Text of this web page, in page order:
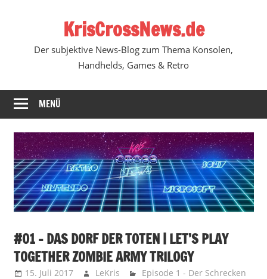
KrisCrossNews.de
Der subjektive News-Blog zum Thema Konsolen,
Handhelds, Games & Retro
MENÜ
#01 – DAS DORF DER TOTEN | LET’S PLAY
TOGETHER ZOMBIE ARMY TRILOGY
15. Juli 2017 LeKris
Episode 1 - Der Schrecken